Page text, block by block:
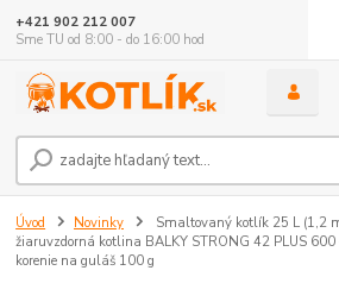
+421 902 212 007
Sme TU od 8:00 - do 16:00 hod
Úvod Novinky
Smaltovaný kotlík 25 L (1,2
žiaruvzdorná kotlina BALKY STRONG 42 PLUS
korenie na guláš 100 g